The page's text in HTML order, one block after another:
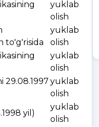
yuklab
olish
to'g'risida
yuklab
olish
yuklab
olish
29.08.1997 yuklab
olish
yil)
yuklab
olish